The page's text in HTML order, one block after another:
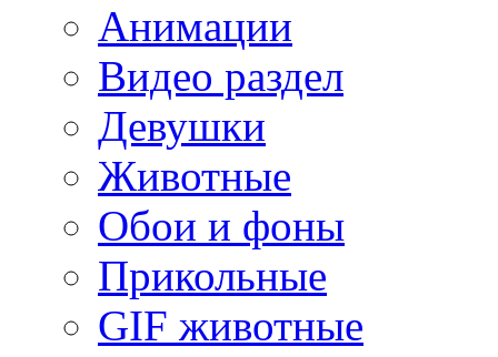
Анимации
Видео раздел
Девушки
Животные
Обои и фоны
Прикольные
GIF животные